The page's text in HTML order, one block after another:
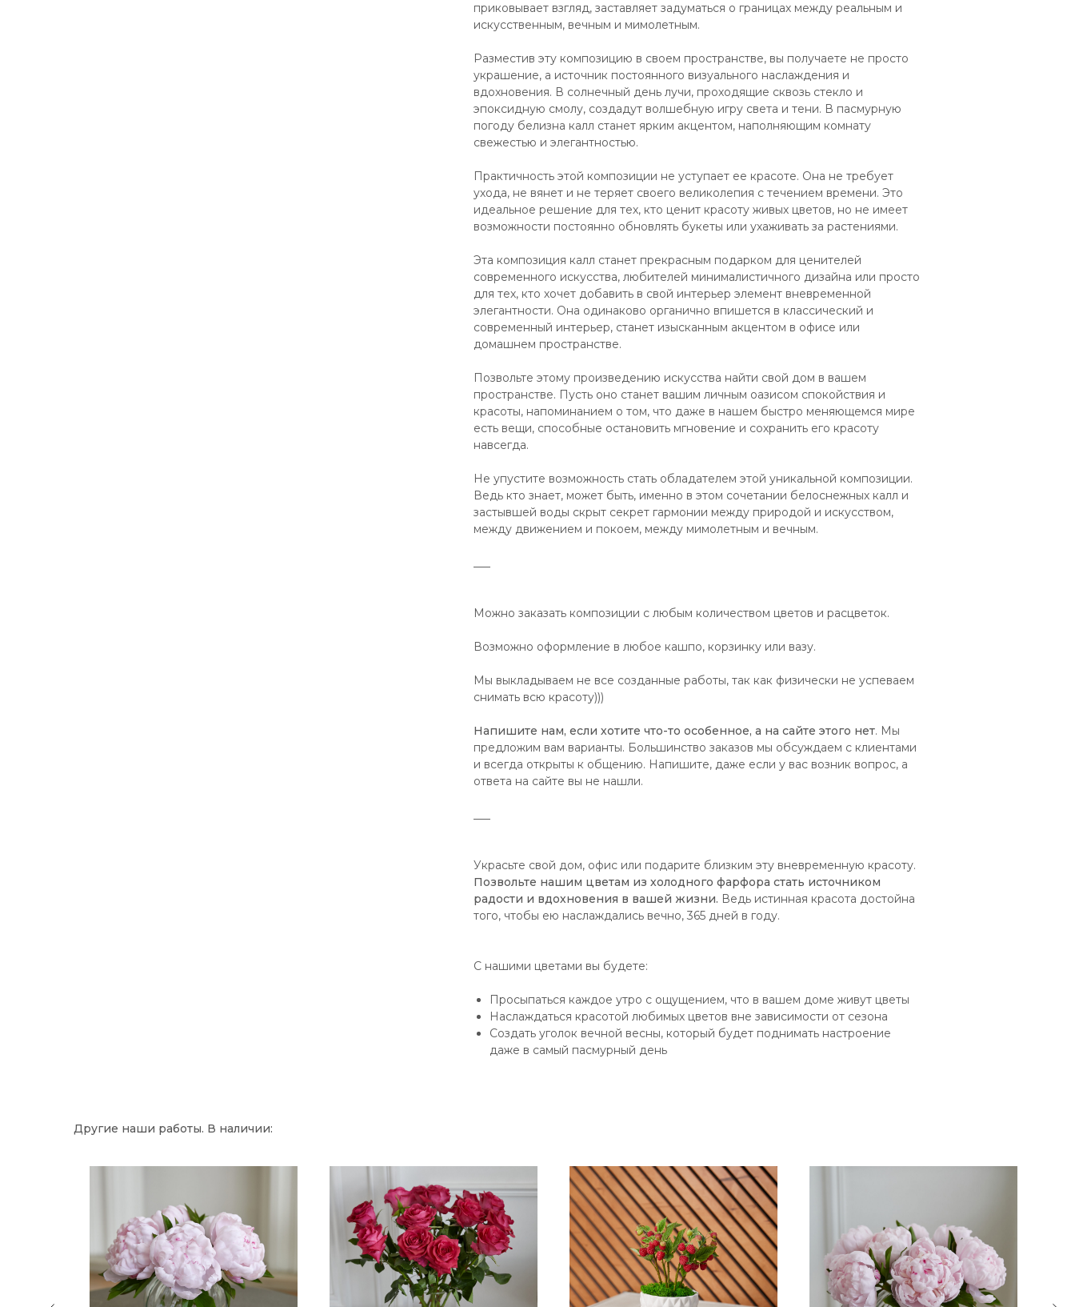
приковывает взгляд, заставляет задуматься о границах между реальным и
искусственным, вечным и мимолетным.
Разместив эту композицию в своем пространстве, вы получаете не просто
украшение, а источник постоянного визуального наслаждения и
вдохновения. В солнечный день лучи, проходящие сквозь стекло и
эпоксидную смолу, создадут волшебную игру света и тени. В пасмурную
погоду белизна калл станет ярким акцентом, наполняющим комнату
свежестью и элегантностью.
Практичность этой композиции не уступает ее красоте. Она не требует
ухода, не вянет и не теряет своего великолепия с течением времени. Это
идеальное решение для тех, кто ценит красоту живых цветов, но не имеет
возможности постоянно обновлять букеты или ухаживать за растениями.
Эта композиция калл станет прекрасным подарком для ценителей
современного искусства, любителей минималистичного дизайна или просто
для тех, кто хочет добавить в свой интерьер элемент вневременной
элегантности. Она одинаково органично впишется в классический и
современный интерьер, станет изысканным акцентом в офисе или
домашнем пространстве.
Позвольте этому произведению искусства найти свой дом в вашем
пространстве. Пусть оно станет вашим личным оазисом спокойствия и
красоты, напоминанием о том, что даже в нашем быстро меняющемся мире
есть вещи, способные остановить мгновение и сохранить его красоту
навсегда.
Не упустите возможность стать обладателем этой уникальной композиции.
Ведь кто знает, может быть, именно в этом сочетании белоснежных калл и
застывшей воды скрыт секрет гармонии между природой и искусством,
между движением и покоем, между мимолетным и вечным.
Можно заказать композиции с любым количеством цветов и расцветок.
Возможно оформление в любое кашпо, корзинку или вазу.
Мы выкладываем не все созданные работы, так как физически не успеваем
снимать всю красоту)))
Напишите нам, если хотите что-то особенное, а на сайте этого нет. Мы
предложим вам варианты. Большинство заказов мы обсуждаем с клиентами
и всегда открыты к общению. Напишите, даже если у вас возник вопрос, а
ответа на сайте вы не нашли.
Украсьте свой дом, офис или подарите близким эту вневременную красоту.
Позвольте нашим цветам из холодного фарфора стать источником
радости и вдохновения в вашей жизни. Ведь истинная красота достойна
того, чтобы ею наслаждались вечно, 365 дней в году.
С нашими цветами вы будете:
Просыпаться каждое утро с ощущением, что в вашем доме живут цветы
Наслаждаться красотой любимых цветов вне зависимости от сезона
Создать уголок вечной весны, который будет поднимать настроение
даже в самый пасмурный день
Другие наши работы. В наличии: